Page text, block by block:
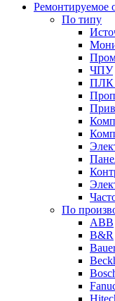
Ремонтируемое
По типу
ЧПУ
ПЛК
По
ABB
B&R